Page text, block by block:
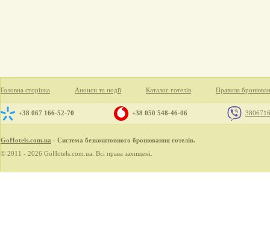
Головна сторінка Анонси та події Каталог готелів Правила
+38 067 166-52-70 +38 050 548-46-06
GoHotels.com.ua - Система безкоштовного бронювання готелів.
© 2011 - 2026 GoHotels.com.ua. Всі права захищені.